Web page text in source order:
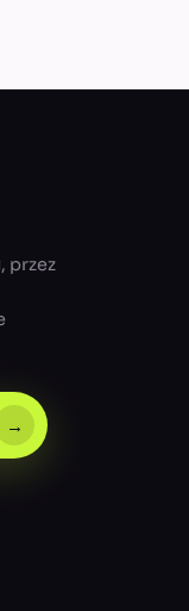
przez
→